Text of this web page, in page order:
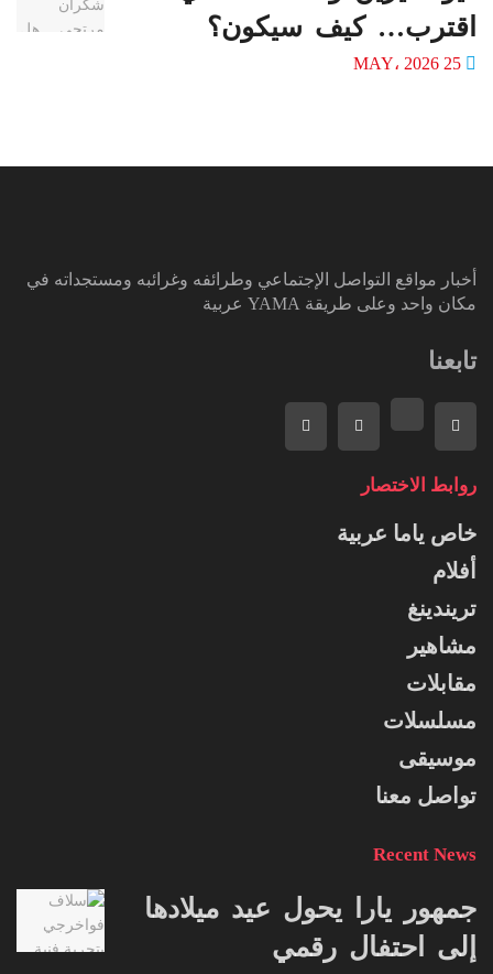
اقترب… كيف سيكون؟
أخبار مواقع التواصل الإجتماعي وطرائفه وغرائبه ومستجداته في
مكان واحد وعلى طريقة YAMA عربية
تابعنا
روابط الاختصار
خاص ياما عربية
أفلام
تريندينغ
مشاهير
مقابلات
مسلسلات
موسيقى
تواصل معنا
Recent News
جمهور يارا يحول عيد ميلادها
إلى احتفال رقمي